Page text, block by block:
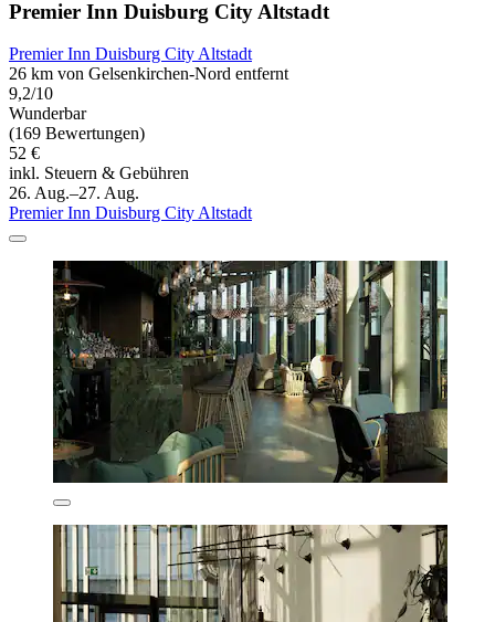
Premier Inn Duisburg City Altstadt
Premier Inn Duisburg City Altstadt
26 km von Gelsenkirchen-Nord entfernt
9,2/10
Wunderbar
(169 Bewertungen)
52 €
inkl. Steuern & Gebühren
26. Aug.–27. Aug.
Premier Inn Duisburg City Altstadt